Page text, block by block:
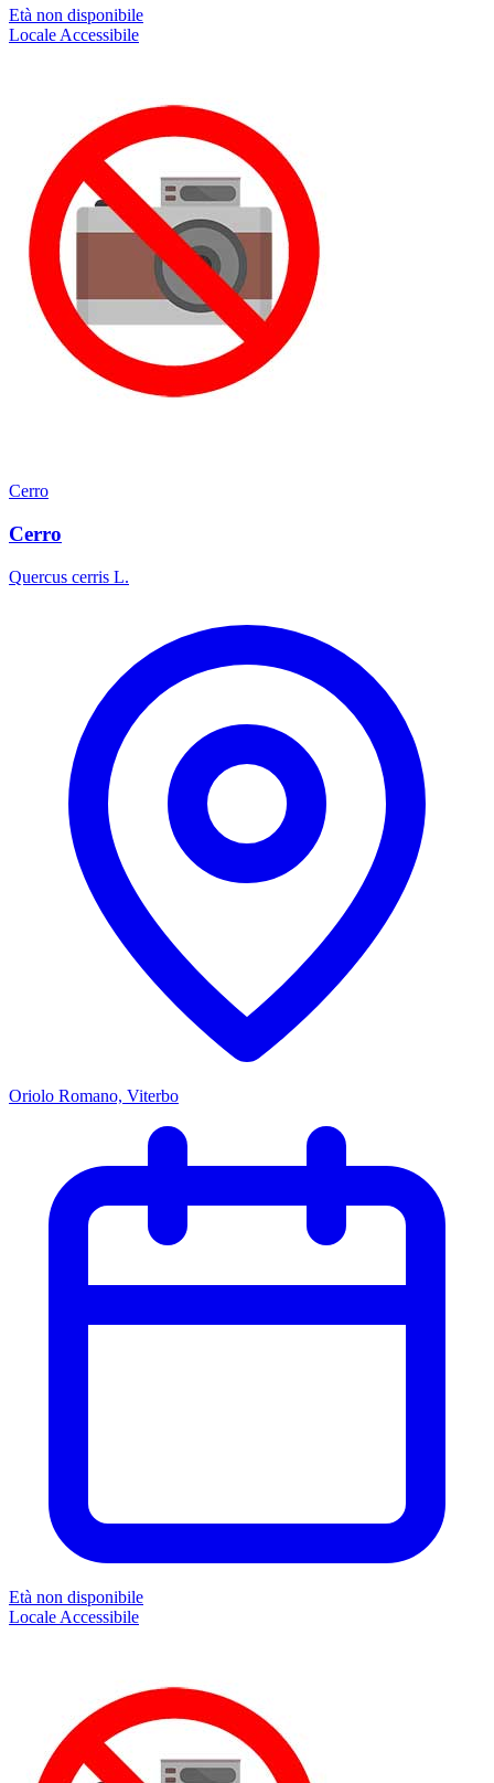
Età non disponibile
Locale Accessibile
Cerro
Cerro
Quercus cerris L.
Oriolo Romano, Viterbo
Età non disponibile
Locale Accessibile